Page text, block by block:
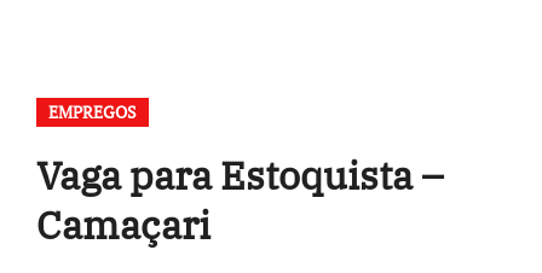
EMPREGOS
Vaga para Estoquista –
Camaçari